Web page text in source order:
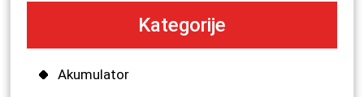
Kategorije
Akumulator